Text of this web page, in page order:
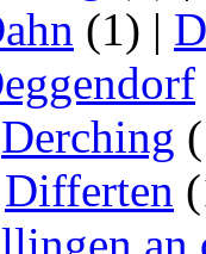
(1) |
Derching
Differten
an